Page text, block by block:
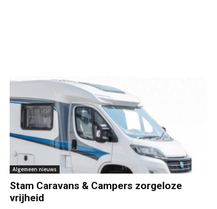
Algemeen nieuws
Stam Caravans & Campers zorgeloze
vrijheid